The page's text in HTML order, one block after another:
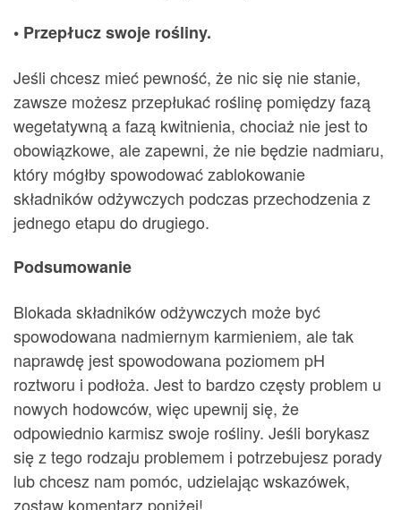
• Przepłucz swoje rośliny.
Jeśli chcesz mieć pewność, że nic się nie stanie,
zawsze możesz przepłukać roślinę pomiędzy fazą
wegetatywną a fazą kwitnienia, chociaż nie jest to
obowiązkowe, ale zapewni, że nie będzie nadmiaru,
który mógłby spowodować zablokowanie
składników odżywczych podczas przechodzenia z
jednego etapu do drugiego.
Podsumowanie
Blokada składników odżywczych może być
spowodowana nadmiernym karmieniem, ale tak
naprawdę jest spowodowana poziomem pH
roztworu i podłoża. Jest to bardzo częsty problem u
nowych hodowców, więc upewnij się, że
odpowiednio karmisz swoje rośliny. Jeśli borykasz
się z tego rodzaju problemem i potrzebujesz porady
lub chcesz nam pomóc, udzielając wskazówek,
zostaw komentarz poniżej!